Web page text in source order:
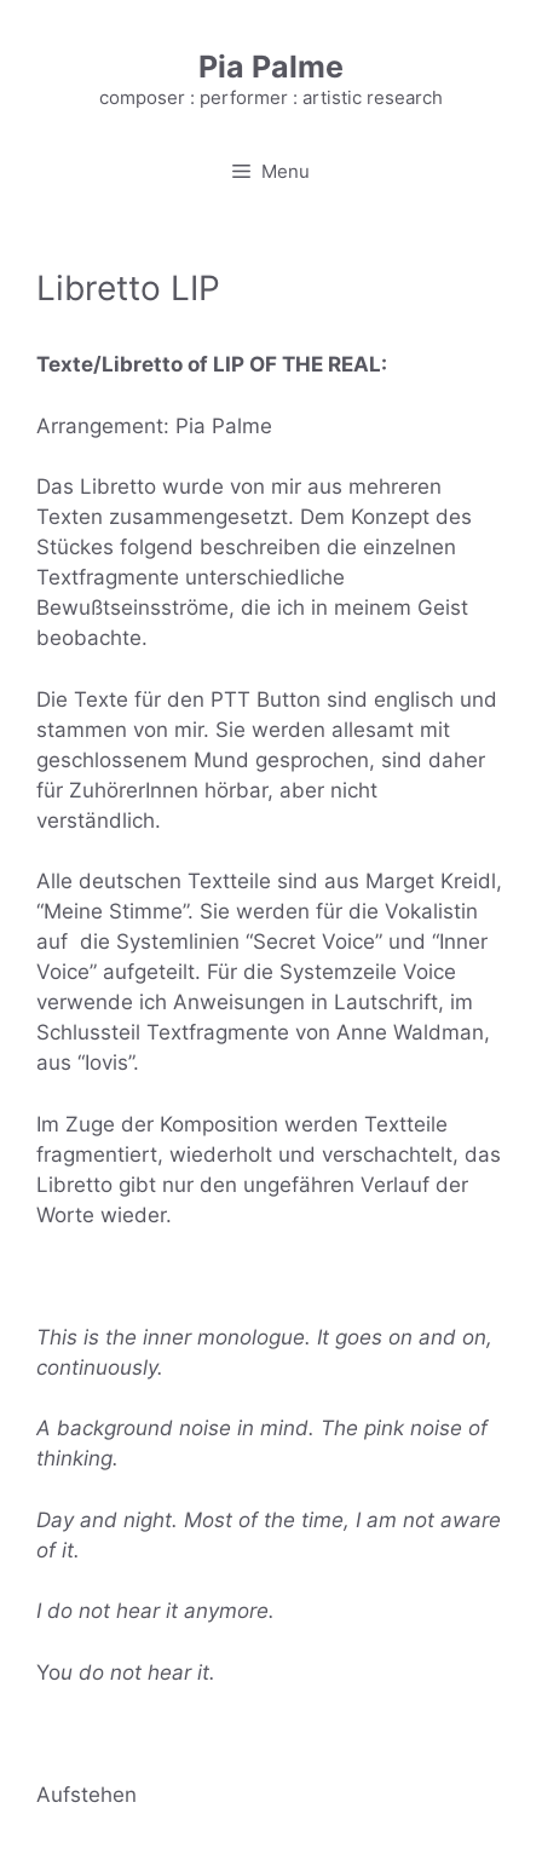
Pia Palme
composer : performer : artistic research
Menu
Libretto LIP
Texte/Libretto of LIP OF THE REAL:
Arrangement: Pia Palme
Das Libretto wurde von mir aus mehreren
Texten zusammengesetzt. Dem Konzept des
Stückes folgend beschreiben die einzelnen
Textfragmente unterschiedliche
Bewußtseinsströme, die ich in meinem Geist
beobachte.
Die Texte für den PTT Button sind englisch und
stammen von mir. Sie werden allesamt mit
geschlossenem Mund gesprochen, sind daher
für ZuhörerInnen hörbar, aber nicht
verständlich.
Alle deutschen Textteile sind aus Marget Kreidl,
“Meine Stimme”. Sie werden für die Vokalistin
auf die Systemlinien “Secret Voice” und “Inner
Voice” aufgeteilt. Für die Systemzeile Voice
verwende ich Anweisungen in Lautschrift, im
Schlussteil Textfragmente von Anne Waldman,
aus “Iovis”.
Im Zuge der Komposition werden Textteile
fragmentiert, wiederholt und verschachtelt, das
Libretto gibt nur den ungefähren Verlauf der
Worte wieder.
This is the inner monologue. It goes on and on,
continuously.
A background noise in mind. The pink noise of
thinking.
Day and night. Most of the time, I am not aware
of it.
I do not hear it anymore.
You do not hear it.
Aufstehen